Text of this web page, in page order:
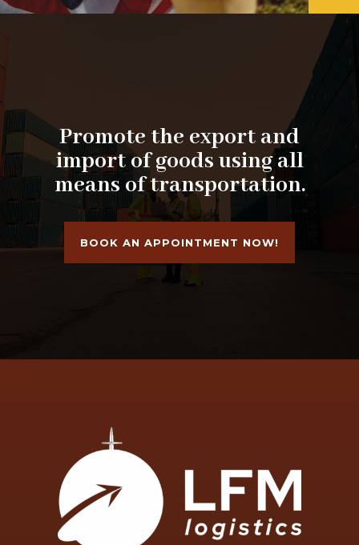
Promote the export and
import of goods using all
means of transportation.
BOOK AN APPOINTMENT NOW!